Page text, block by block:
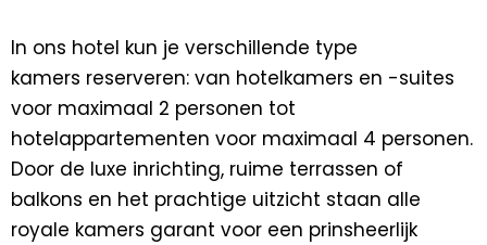
In ons hotel kun je verschillende type
kamers reserveren: van hotelkamers en -suites
voor maximaal 2 personen tot
hotelappartementen voor maximaal 4 personen.
Door de luxe inrichting, ruime terrassen of
balkons en het prachtige uitzicht staan alle
royale kamers garant voor een prinsheerlijk